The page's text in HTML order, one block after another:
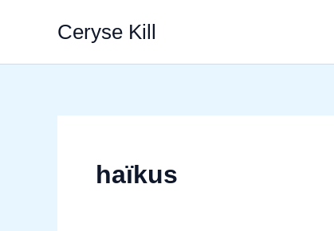
Ceryse Kill
haïkus